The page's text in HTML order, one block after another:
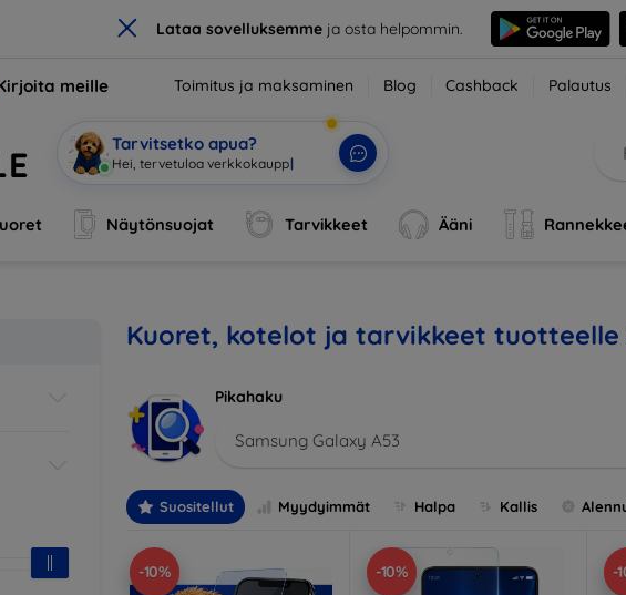
× Lataa sovelluksemmeja osta helpommin.
meille Toimitus ja maksaminen Blog Cashback Palautus
Tarvitsetko apua?
Olen Mo|
Näytönsuojat Tarvikkeet Ääni
Kuoret, kotelot ja tarvikkeet tuotteelle
Pikahaku
Samsung Galaxy A53
Suositellut Myydyimmät Halpa Kallis
-10% -10% -